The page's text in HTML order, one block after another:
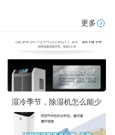
更多
湿冷季节，除湿机怎么能少